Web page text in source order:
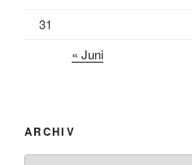
31
« Juni
ARCHIV